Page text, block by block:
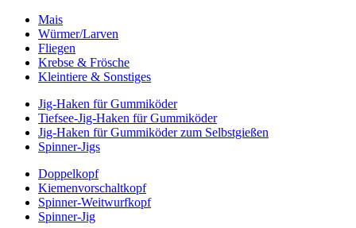
Mais
Würmer/Larven
Fliegen
Krebse & Frösche
Kleintiere & Sonstiges
Jig-Haken für Gummiköder
Tiefsee-Jig-Haken für Gummiköder
Jig-Haken für Gummiköder zum Selbstgießen
Spinner-Jigs
Doppelkopf
Kiemenvorschaltkopf
Spinner-Weitwurfkopf
Spinner-Jig